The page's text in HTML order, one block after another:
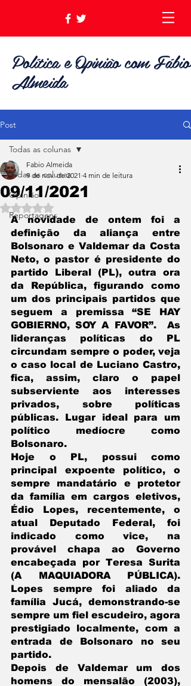
Política e Opinião com Fábio
Almeida
Post
Todas as colunas
Opinião
Reportagens
Todas as colunas
09/11/2021
Fabio Almeida
9 de nov. de 2021 4 min de leitura
Avaliado com NaN de 5 estrelas.
A novidade de ontem foi a
definição da aliança entre
Bolsonaro e Valdemar da Costa
Neto, o pastor é presidente do
partido Liberal (PL), outra ora
da República, figurando como
um dos principais partidos que
seguem a premissa “SE HAY
GOBIERNO, SOY A FAVOR”.  As
lideranças políticas do PL
circundam sempre o poder, veja
o caso local de Luciano Castro,
fica, assim, claro o papel
subserviente aos interesses
privados, sobre políticas
públicas. Lugar ideal para um
político medíocre como
Bolsonaro.
Hoje o PL, possui como
principal expoente político, o
sempre mandatário e protetor
da família em cargos eletivos,
Édio Lopes, recentemente, o
atual Deputado Federal, foi
indicado como vice, na
provável chapa ao Governo
encabeçada por Teresa Surita
(A MAQUIADORA PÚBLICA).
Lopes sempre foi aliado da
família Jucá, demonstrando-se
sempre um fiel escudeiro, agora
prestigiado localmente, com a
entrada de Bolsonaro no seu
partido.
Depois de Valdemar um dos
homens do mensalão (2003),